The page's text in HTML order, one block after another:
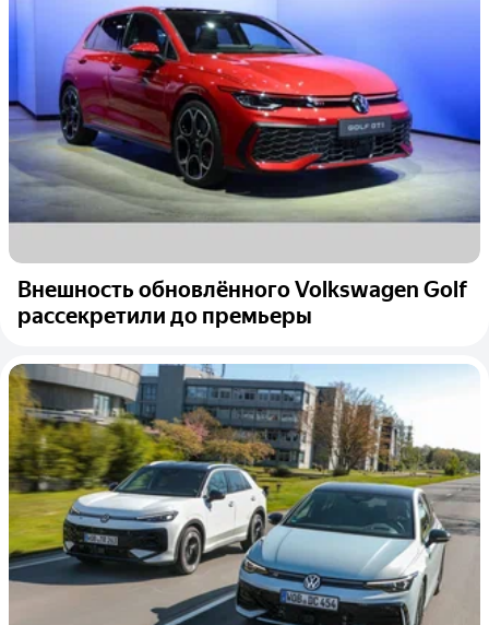
Внешность обновлённого Volkswagen Golf
рассекретили до премьеры